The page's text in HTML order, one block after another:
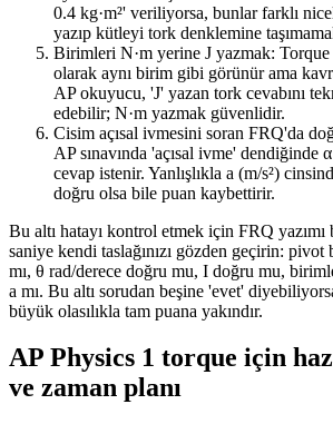
0.4 kg·m²' veriliyorsa, bunlar farklı
yazıp kütleyi tork denklemine
Birimleri N·m yerine J yazmak: Torque
olarak aynı birim gibi görünür ama
AP okuyucu, 'J' yazan tork cevabını
edebilir; N·m yazmak güvenlidir.
Cisim açısal ivmesini soran FRQ'da
AP sınavında 'açısal ivme' dendiğinde
cevap istenir. Yanlışlıkla a (m/s²)
doğru olsa bile puan kaybettirir.
Bu altı hatayı kontrol etmek için FRQ
saniye kendi taslağınızı gözden geçirin:
mı, θ rad/derece doğru mu, I doğru mu,
a mı. Bu altı sorudan beşine 'evet'
büyük olasılıkla tam puana yakındır.
AP Physics 1 torque için
ve zaman planı